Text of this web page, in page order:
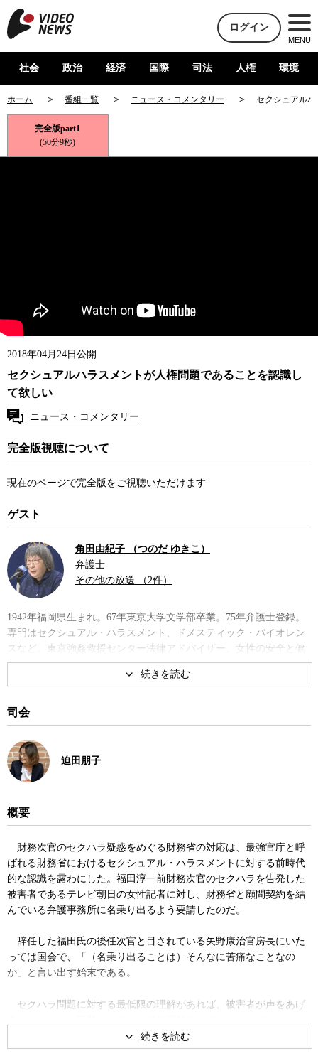
ログイン
MENU
社会 政治 経済 国際 司法 人権 環境
ホーム 番組一覧 ニュース・コメンタリー セクシュアル
完全版part1
(50分9秒)
2018年04月24日公開
セクシュアルハラスメントが人権問題であることを認識し
て欲しい
ニュース・コメンタリー
完全版視聴について
現在のページで完全版をご視聴いただけます
ゲスト
角田由紀子 （つのだ ゆきこ）
弁護士
その他の放送 （2件）
1942年福岡県生まれ。67年東京大学文学部卒業。75年弁護士登録。
専門はセクシュアル・ハラスメント、ドメスティック・バイオレン
スなど。東京強姦救援センター法律アドバイザー、女性の安全と健
康のための支援教育センター代表理事を兼務。著書に『性と法
律』、『性差別と暴力』など。
司会
迫田朋子
概要
財務次官のセクハラ疑惑をめぐる財務省の対応は、最強官庁と呼
ばれる財務省におけるセクシュアル・ハラスメントに対する前時代
的な認識を露わにした。福田淳一前財務次官のセクハラを告発した
被害者であるテレビ朝日の女性記者に対し、財務省と顧問契約を結
んでいる弁護事務所に名乗り出るよう要請したのだ。
辞任した福田氏の後任次官と目されている矢野康治官房長にいた
っては国会で、「（名乗り出ることは）そんなに苦痛なことなの
か」と言い出す始末である。
セクハラ問題に対する最低限の理解があれば、被害者が声をあげ